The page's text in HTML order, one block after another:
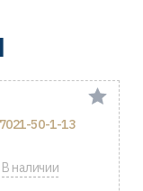
50-1-13
В наличии